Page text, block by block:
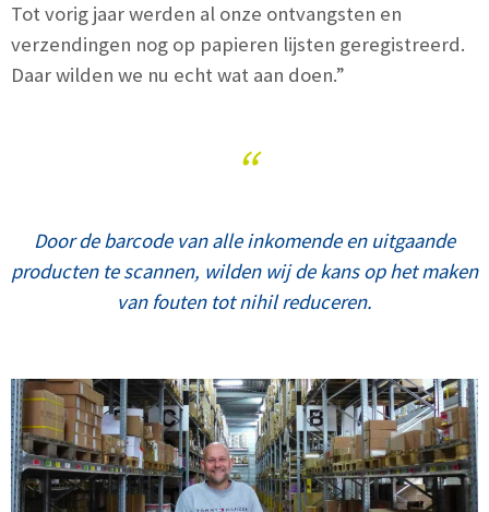
Tot vorig jaar werden al onze ontvangsten en
verzendingen nog op papieren lijsten geregistreerd.
Daar wilden we nu echt wat aan doen.”
“
Door de barcode van alle inkomende en uitgaande
producten te scannen, wilden wij de kans op het maken
van fouten tot nihil reduceren.